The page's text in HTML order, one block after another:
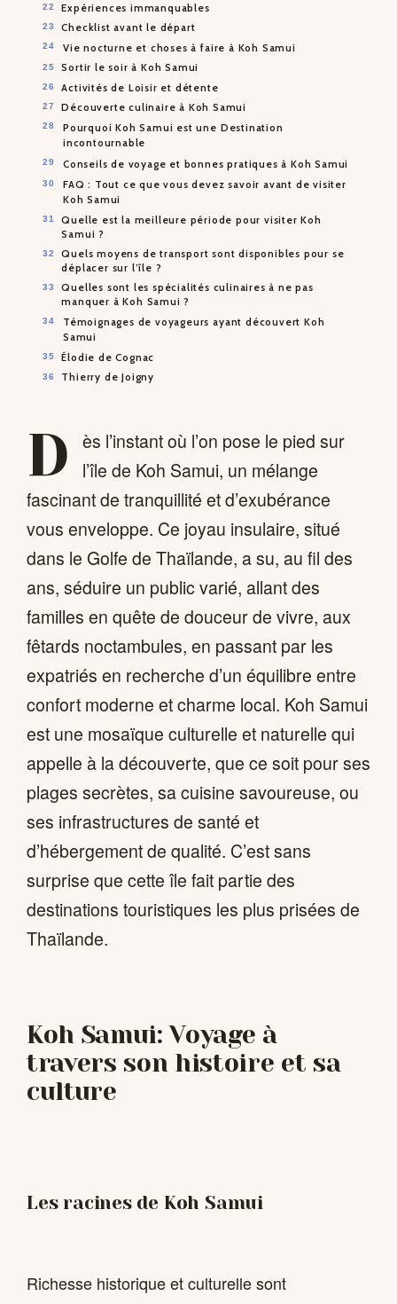
Expériences immanquables
Checklist avant le départ
Vie nocturne et choses à faire à Koh Samui
Sortir le soir à Koh Samui
Activités de Loisir et détente
Découverte culinaire à Koh Samui
Pourquoi Koh Samui est une Destination
incontournable
Conseils de voyage et bonnes pratiques à Koh Samui
FAQ : Tout ce que vous devez savoir avant de visiter
Koh Samui
Quelle est la meilleure période pour visiter Koh
Samui ?
Quels moyens de transport sont disponibles pour se
déplacer sur l’île ?
Quelles sont les spécialités culinaires à ne pas
manquer à Koh Samui ?
Témoignages de voyageurs ayant découvert Koh
Samui
Élodie de Cognac
Thierry de Joigny
D
ès l’instant où l’on pose le pied sur
l’île de Koh Samui, un mélange
fascinant de tranquillité et d’exubérance
vous enveloppe. Ce joyau insulaire, situé
dans le Golfe de Thaïlande, a su, au fil des
ans, séduire un public varié, allant des
familles en quête de douceur de vivre, aux
fêtards noctambules, en passant par les
expatriés en recherche d’un équilibre entre
confort moderne et charme local. Koh Samui
est une mosaïque culturelle et naturelle qui
appelle à la découverte, que ce soit pour ses
plages secrètes, sa cuisine savoureuse, ou
ses infrastructures de santé et
d’hébergement de qualité. C’est sans
surprise que cette île fait partie des
destinations touristiques les plus prisées de
Thaïlande.
Koh Samui: Voyage à
travers son histoire et sa
culture
Les racines de Koh Samui
Richesse historique et culturelle sont